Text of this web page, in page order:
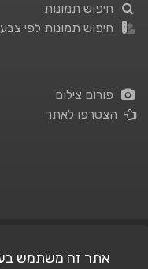
חיפוש תמונות
חיפוש תמונות לפי צבע
פורום צילום
הצטרפו לאתר